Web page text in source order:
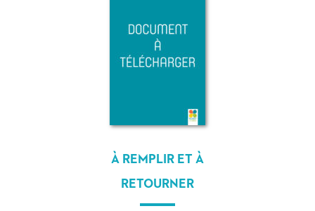
À REMPLIR ET À
RETOURNER